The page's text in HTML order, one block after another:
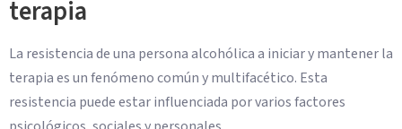
terapia
La resistencia de una persona alcohólica a iniciar y mantener la
terapia es un fenómeno común y multifacético. Esta
resistencia puede estar influenciada por varios factores